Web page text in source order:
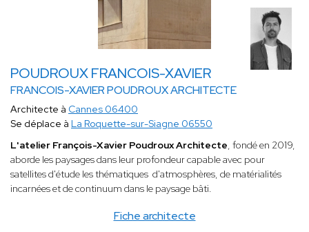
POUDROUX FRANCOIS-XAVIER
FRANCOIS-XAVIER POUDROUX ARCHITECTE
Fiche architecte
Architecte à Cannes 06400
Se déplace à La Roquette-sur-Siagne 06550
L'atelier François-Xavier Poudroux Architecte, fondé en 2019,
aborde les paysages dans leur profondeur capable avec pour
satellites d'étude les thématiques d'atmosphères, de matérialités
incarnées et de continuum dans le paysage bâti.